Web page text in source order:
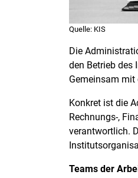
Quelle: KIS
Die
den Betrieb des
Gemeinsam
Konkret ist die
Rechnungs-,
verantwortlich.
Teams der